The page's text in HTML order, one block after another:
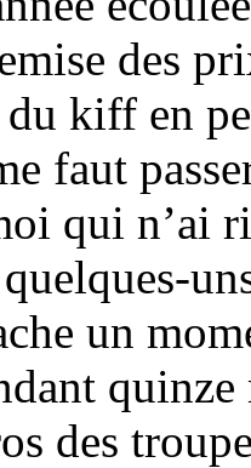
des
kiff en
faut
qui n’ai
un
quinze
des